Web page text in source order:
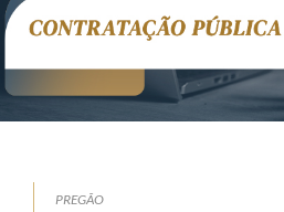
PREGÃO